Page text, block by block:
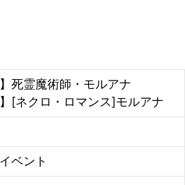
】死霊魔術師・モルアナ
】[ネクロ・ロマンス]モルアナ
ベント